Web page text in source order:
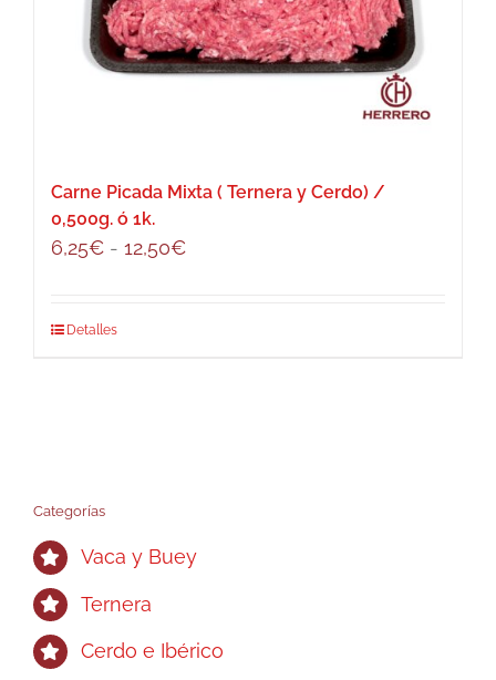
Carne Picada Mixta ( Ternera y Cerdo) /
0,500g. ó 1k.
6,25€ - 12,50€Rango
Este
opciones
se
pueden
elegir
en
la
Detalles
Categorías
Vaca y Buey
Ternera
Cerdo e Ibérico